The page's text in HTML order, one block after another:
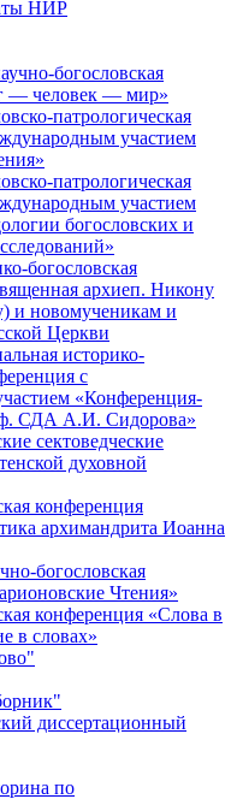
НИР
богословская
— человек — мир»
патрологическая
участием
патрологическая
участием
богословских и
богословская
архиеп. Никону
и новомученикам и
Церкви
историко-
с
«Конференция-
СДА А.И. Сидорова»
сектоведческие
духовной
конференция
архимандрита Иоанна
богословская
Чтения»
конференция «Cлова в
в словах»
диссертационный
по